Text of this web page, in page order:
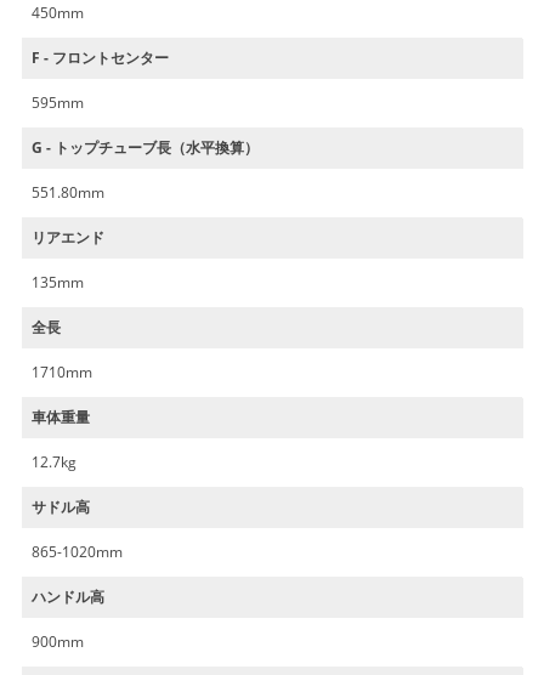
450mm
F - フロントセンター
595mm
G - トップチューブ長（水平換算）
551.80mm
リアエンド
135mm
全長
1710mm
車体重量
12.7kg
サドル高
865-1020mm
ハンドル高
900mm